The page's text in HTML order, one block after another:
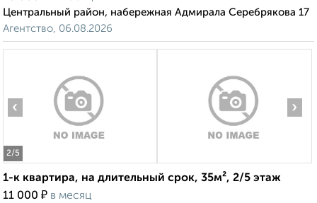
Центральный район, набережная Адмирала Серебрякова 17
Агентство, 06.08.2026
2/5
‹ ›
1-к квартира, на длительный срок, 35м², 2/5 этаж
11 000 ₽ в месяц